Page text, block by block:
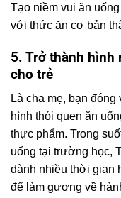
Tạo niềm vui ăn
với thức ăn cơ bản
5. Trở thành hình
cho trẻ
Là cha mẹ, bạn
hình thói quen ăn
thực phẩm. Trong
uống tại trường học,
dành nhiều thời gian
để làm gương về